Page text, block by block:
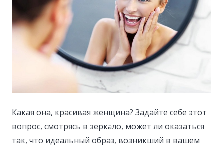
Style
Какая она, красивая женщина? Задайте себе этот
вопрос, смотрясь в зеркало, может ли оказаться
так, что идеальный образ, возникший в вашем